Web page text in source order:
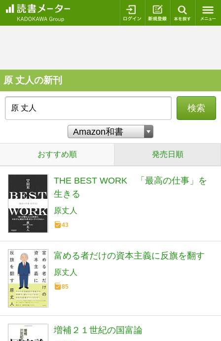
ログイン 新規登録
原 丈人の新刊
検索
おすすめ順 発売日順
THE BEST WORK 「最高の仕事」を
生きる
原丈人
43
富める者だけの資本主義に反旗を翻す
原丈人
85
増補２１世紀の国富論